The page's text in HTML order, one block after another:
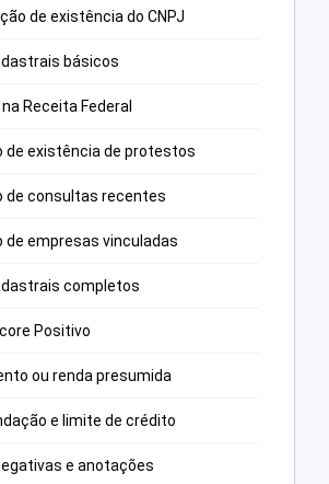
de existência do CNPJ
básicos
Receita Federal
de existência de protestos
de consultas recentes
de empresas vinculadas
completos
Positivo
ou renda presumida
e limite de crédito
e anotações